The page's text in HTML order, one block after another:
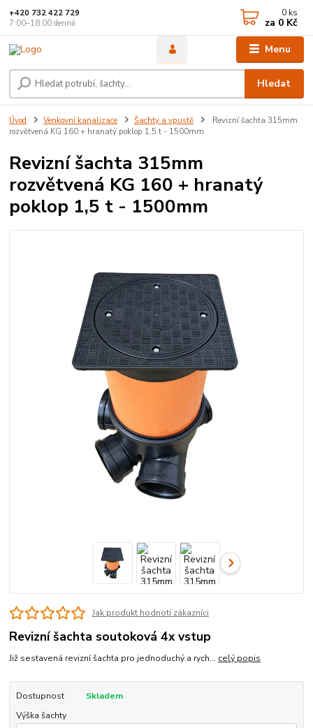
Menu
Hledat
+420 732 422 729
7:00–18:00 denně
0 ks
za 0 Kč
Úvod Venkovní kanalizace Šachty a vpustě
Revizní šachta 315mm
rozvětvená KG 160 + hranatý poklop 1,5 t - 1500mm
Revizní šachta 315mm
rozvětvená KG 160 + hranatý
poklop 1,5 t - 1500mm
Jak produkt hodnotí zákazníci
Revizní šachta soutoková 4x vstup
Již sestavená revizní šachta pro jednoduchý a rych... celý popis
Dostupnost
Skladem
Výška šachty